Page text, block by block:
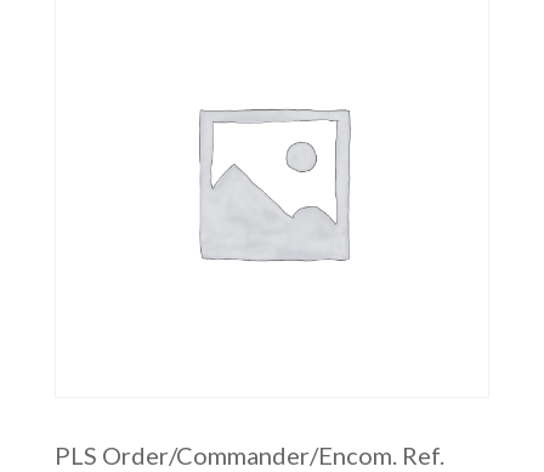
PLS Order/Commander/Encom. Ref.